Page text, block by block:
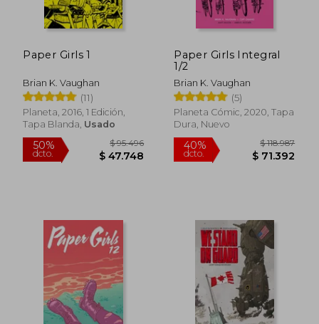
10% $ 16.000 55%
Paper Girls 1
Brian K. Vaughan
(11)
Planeta, 2016, 1 Edición,
Tapa Blanda, Usado
Paper Girls Integral
1/2
Brian K. Vaughan
(5)
Planeta Cómic, 2020, Tapa
Dura, Nuevo